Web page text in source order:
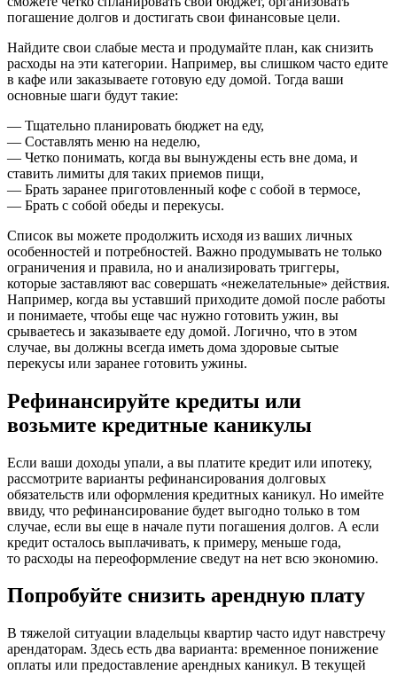
погашение долгов и достигать свои финансовые цели.
Найдите свои слабые места и продумайте план, как снизить
расходы на эти категории. Например, вы слишком часто едите
в кафе или заказываете готовую еду домой. Тогда ваши
основные шаги будут такие:
— Тщательно планировать бюджет на еду,
— Составлять меню на неделю,
— Четко понимать, когда вы вынуждены есть вне дома, и
ставить лимиты для таких приемов пищи,
— Брать заранее приготовленный кофе с собой в термосе,
— Брать с собой обеды и перекусы.
Список вы можете продолжить исходя из ваших личных
особенностей и потребностей. Важно продумывать не только
ограничения и правила, но и анализировать триггеры,
которые заставляют вас совершать «нежелательные» действия.
Например, когда вы уставший приходите домой после работы
и понимаете, чтобы еще час нужно готовить ужин, вы
срываетесь и заказываете еду домой. Логично, что в этом
случае, вы должны всегда иметь дома здоровые сытые
перекусы или заранее готовить ужины.
Рефинансируйте кредиты или
возьмите кредитные каникулы
Если ваши доходы упали, а вы платите кредит или ипотеку,
рассмотрите варианты рефинансирования долговых
обязательств или оформления кредитных каникул. Но имейте
ввиду, что рефинансирование будет выгодно только в том
случае, если вы еще в начале пути погашения долгов. А если
кредит осталось выплачивать, к примеру, меньше года,
то расходы на переоформление сведут на нет всю экономию.
Попробуйте снизить арендную плату
В тяжелой ситуации владельцы квартир часто идут навстречу
арендаторам. Здесь есть два варианта: временное понижение
оплаты или предоставление арендных каникул. В текущей